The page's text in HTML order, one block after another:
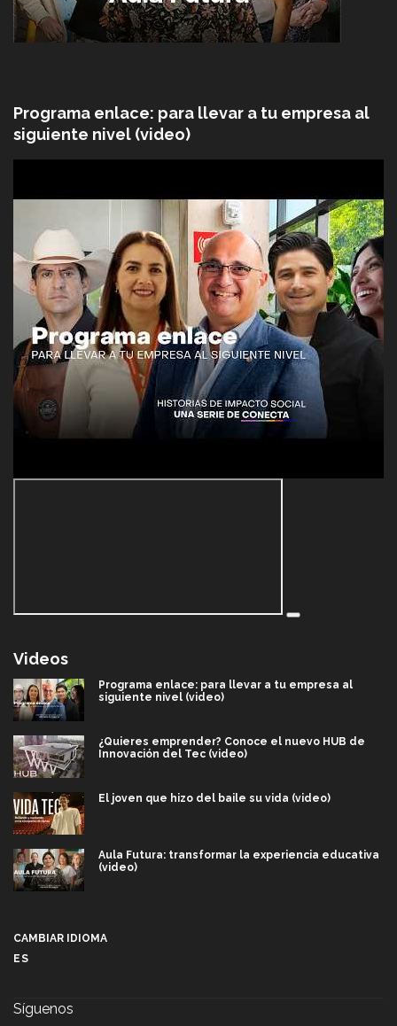
Programa enlace: para llevar a tu empresa al
siguiente nivel (video)
Videos
Programa enlace: para llevar a tu empresa al
siguiente nivel (video)
¿Quieres emprender? Conoce el nuevo HUB de
Innovación del Tec (video)
El joven que hizo del baile su vida (video)
Aula Futura: transformar la experiencia educativa
(video)
CAMBIAR IDIOMA
ES
Síguenos